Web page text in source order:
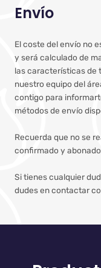
Envío
El coste del envío no
y será calculado de
las características de
nuestro equipo del
contigo para
métodos de envío
Recuerda que no se
confirmado y
Si tienes cualquier
dudes en contactar